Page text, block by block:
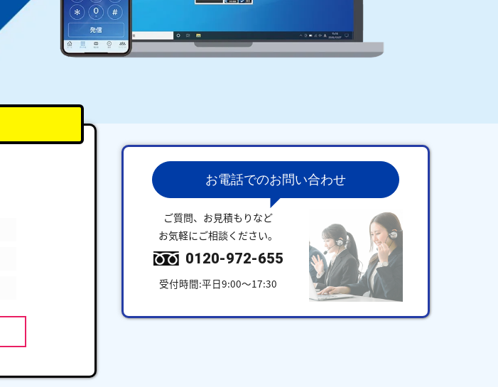
お電話でのお問い合わせ
ご質問、お見積もりなど
お気軽にご相談ください。
0120-972-655
受付時間:平日9:00～17:30